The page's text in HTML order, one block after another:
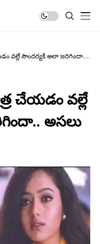
వల్లే సౌందర్యకి అలా జరిగిందా..
చేయడం వల్లే
అసలు